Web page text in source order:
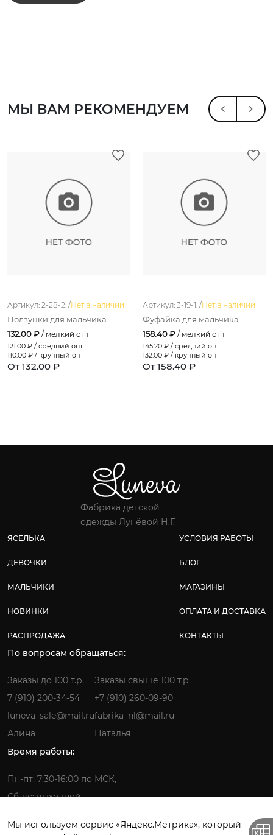
МЫ ВАМ РЕКОМЕНДУЕМ
Артикул: 2-28-2. /Нет в наличии
Ползунки для мальчика
132.00 ₽ / мелкий опт
121.00 ₽ / средний опт
110.00 ₽ / крупный опт
От 132.00 ₽
Артикул: 3-19-1. /Нет в наличии
Фуфайка для мальчика
158.40 ₽ / мелкий опт
145.20 ₽ / средний опт
132.00 ₽ / крупный опт
От 158.40 ₽
Фабрика детской
одежды Лунёвой Н.Г.
ЯСЕЛЬКА
ДЕВОЧКИ
МАЛЬЧИКИ
НОВИНКИ
РАСПРОДАЖА
УСЛОВИЯ РАБОТЫ
БЛОГ
МАГАЗИНЫ
ОПЛАТА И ДОСТАВКА
КОНТАКТЫ
По вопросам обращаться:
Заказы до 100 т.р.
7 (910) 200-34-54
luneva_sale@mail.ru
Алина
Заказы свыше 100 т.р.
+7 (910) 260-09-90
fabrika_nl@mail.ru
Наталья
Время работы:
Пн-пт: 7:30-16:00 по МСК,
Сб-вс: выходной
Мы используем сервис «Яндекс.Метрика», который